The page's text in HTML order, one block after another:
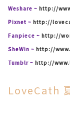
Weshare ~ http://
Pixnet ~ http://
Fanpiece ~ http://
SheWin ~ http://
Tumblr ~ http://
LoveCath